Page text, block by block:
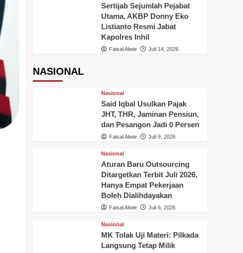
Sertijab Sejumlah Pejabat
Utama, AKBP Donny Eko
Listianto Resmi Jabat
Kapolres Inhil
Faisal Alwie Juli 14, 2026
NASIONAL
Nasional
Said Iqbal Usulkan Pajak
JHT, THR, Jaminan Pensiun,
dan Pesangon Jadi 0 Persen
Faisal Alwie Juli 9, 2026
Nasional
Aturan Baru Outsourcing
Ditargetkan Terbit Juli 2026,
Hanya Empat Pekerjaan
Boleh Dialihdayakan
Faisal Alwie Juli 6, 2026
Nasional
MK Tolak Uji Materi: Pilkada
Langsung Tetap Milik